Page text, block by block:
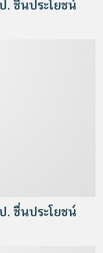
. ชื่นประโยชน์
. ชื่นประโยชน์